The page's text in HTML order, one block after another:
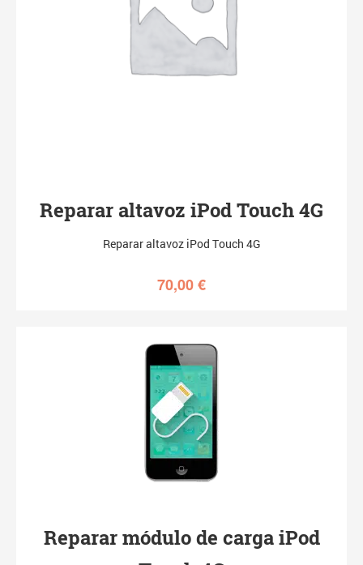
Reparar altavoz iPod Touch 4G
Reparar altavoz iPod Touch 4G
70,00€
Reparar módulo de carga iPod